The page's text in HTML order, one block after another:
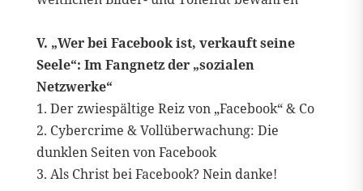
V. „Wer bei Facebook ist, verkauft seine
Seele“: Im Fangnetz der „sozialen
Netzwerke“
1. Der zwiespältige Reiz von „Facebook“ & Co
2. Cybercrime & Vollüberwachung: Die
dunklen Seiten von Facebook
3. Als Christ bei Facebook? Nein danke!